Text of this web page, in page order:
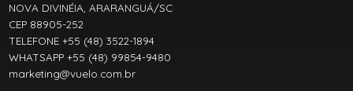
NOVA DIVINÉIA, ARARANGUÁ/SC
CEP 88905-252
TELEFONE +55 (48) 3522-1894
WHATSAPP +55 (48) 99854-9480
marketing@vuelo.com.br